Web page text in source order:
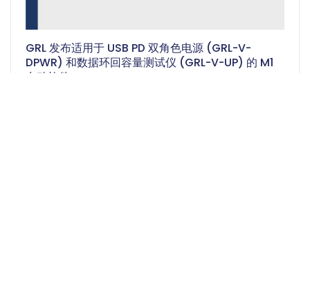
GRL 发布适用于 USB PD 双角色电源 (GRL-V-
DPWR) 和数据环回容量测试仪 (GRL-V-UP) 的 M1
自动软件